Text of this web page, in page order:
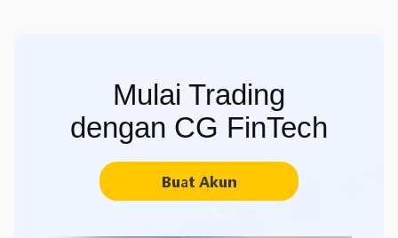
Mulai Trading
dengan CG FinTech
Buat Akun